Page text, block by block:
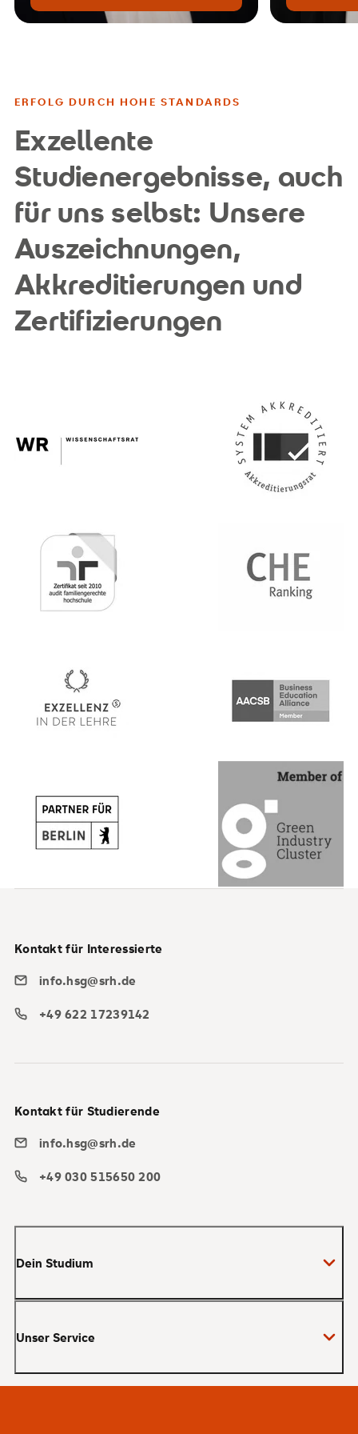
ERFOLG DURCH HOHE STANDARDS
Exzellente
Studienergebnisse, auch
für uns selbst: Unsere
Auszeichnungen,
Akkreditierungen und
Zertifizierungen
Dein Studium
Master
MBA
Unser Service
Bewerbung und Zulassung
Kontakt für Interessierte
info.hsg@srh.de
+49 622 17239142
Kontakt für Studierende
info.hsg@srh.de
+49 030 515650 200